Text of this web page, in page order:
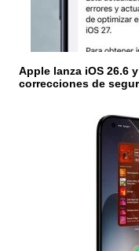
Apple lanza iOS 26.6
correcciones de